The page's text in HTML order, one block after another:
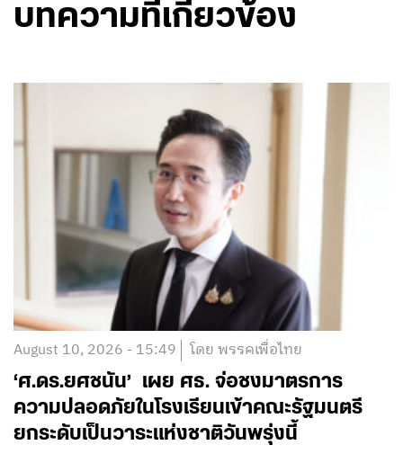
บทความที่เกี่ยวข้อง
August 10, 2026 - 15:49 โดย พรรคเพื่อไทย
‘ศ.ดร.ยศชนัน’ เผย ศธ. จ่อชงมาตรการ
ความปลอดภัยในโรงเรียนเข้าคณะรัฐมนตรี
ยกระดับเป็นวาระแห่งชาติวันพรุ่งนี้